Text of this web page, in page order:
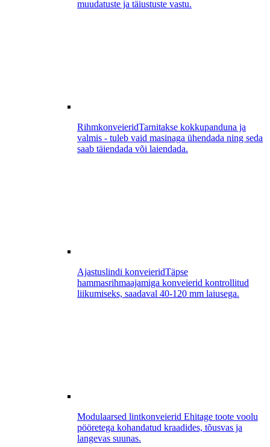
muudatuste ja täiustuste vastu.
RihmkonveieridTarnitakse kokkupanduna ja
valmis - tuleb vaid masinaga ühendada ning seda
saab täiendada või laiendada.
Ajastuslindi konveieridTäpse
hammasrihmaajamiga konveierid kontrollitud
liikumiseks, saadaval 40-120 mm laiusega.
Modulaarsed lintkonveierid Ehitage toote voolu
pööretega kohandatud kraadides, tõusvas ja
langevas suunas.